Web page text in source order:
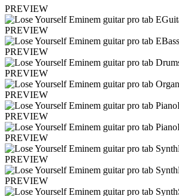
PREVIEW
PREVIEW
PREVIEW
PREVIEW
PREVIEW
PREVIEW
PREVIEW
PREVIEW
PREVIEW